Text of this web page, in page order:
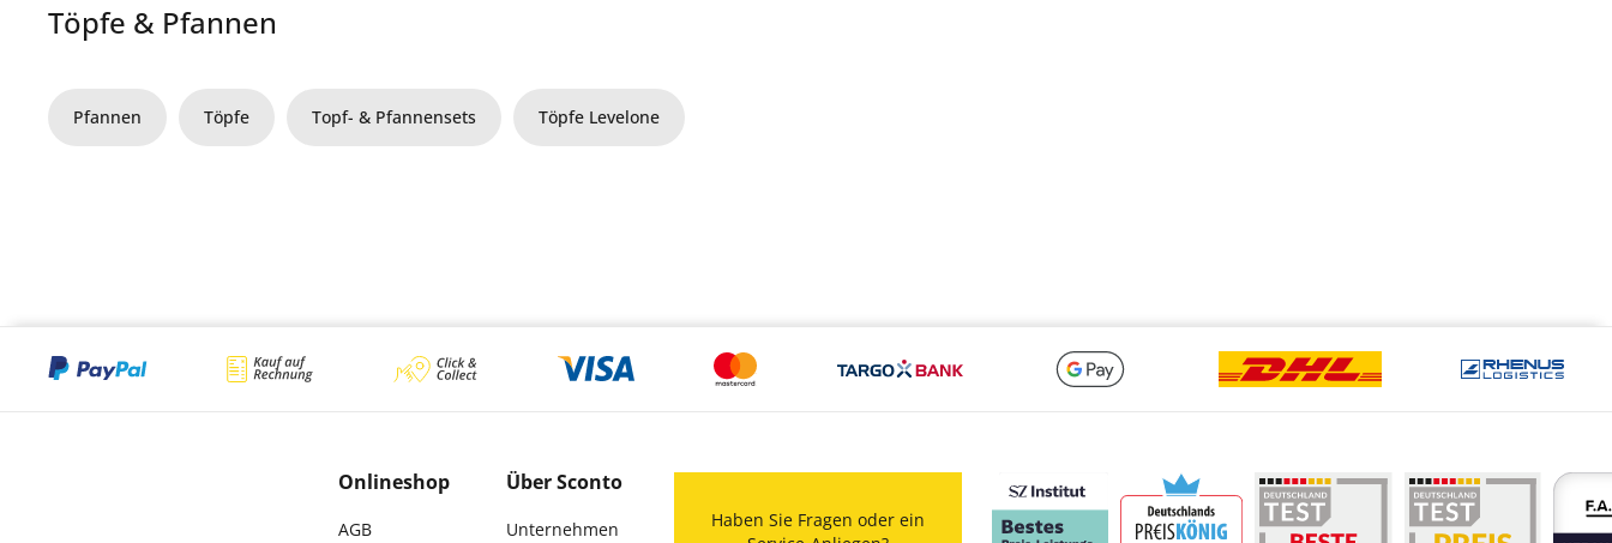
Töpfe & Pfannen
Pfannen Töpfe Topf- & Pfannensets Töpfe Levelone
Onlineshop
AGB
Über Sconto
Unternehmen
Haben Sie Fragen oder ein